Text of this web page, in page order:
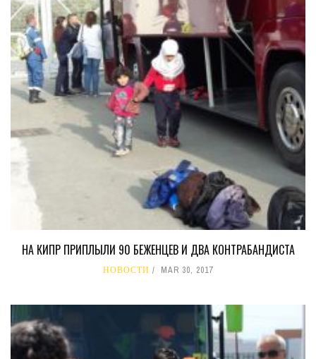
НА КИПР ПРИПЛЫЛИ 90 БЕЖЕНЦЕВ И ДВА КОНТРАБАНДИСТА
НОВОСТИ MAR 30, 2017